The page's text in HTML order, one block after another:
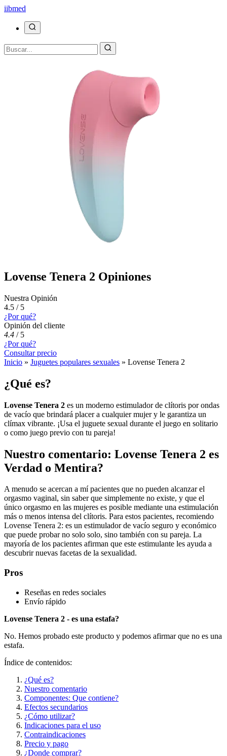
iibmed
Lovense Tenera 2 Opiniones
Nuestra Opinión
4.5 / 5
¿Por qué?
Opinión del cliente
4.4 / 5
¿Por qué?
Consultar precio
Inicio » Juguetes populares sexuales » Lovense Tenera 2
¿Qué es?
Lovense Tenera 2 es un moderno estimulador de clítoris por ondas
de vacío que brindará placer a cualquier mujer y le garantiza un
clímax vibrante. ¡Usa el juguete sexual durante el juego en solitario
o como juego previo con tu pareja!
Nuestro comentario: Lovense Tenera 2 es
Verdad o Mentira?
A menudo se acercan a mí pacientes que no pueden alcanzar el
orgasmo vaginal, sin saber que simplemente no existe, y que el
único orgasmo en las mujeres es posible mediante una estimulación
más o menos intensa del clítoris. Para estos pacientes, recomiendo
Lovense Tenera 2: es un estimulador de vacío seguro y económico
que puede probar no solo solo, sino también con su pareja. La
mayoría de los pacientes afirman que este estimulante les ayuda a
descubrir nuevas facetas de la sexualidad.
Pros
Reseñas en redes sociales
Envío rápido
Lovense Tenera 2 - es una estafa?
No. Hemos probado este producto y podemos afirmar que no es una
estafa.
Índice de contenidos:
¿Qué es?
Nuestro comentario
Componentes: Que contiene?
Efectos secundarios
¿Cómo utilizar?
Indicaciones para el uso
Contraindicaciones
Precio y pago
¿Donde comprar?